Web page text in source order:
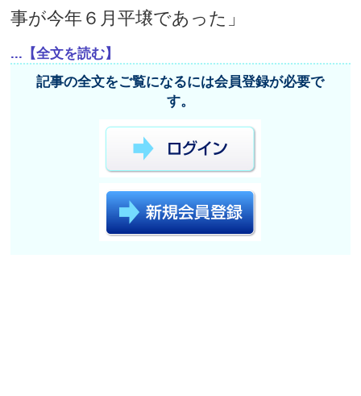
事が今年６月平壌であった」
...【全文を読む】
記事の全文をご覧になるには会員登録が必要で
す。